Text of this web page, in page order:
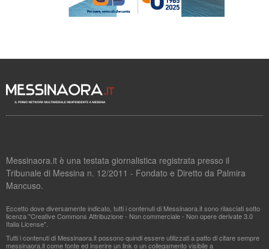
Messinaora.it è una testata giornalistica registrata presso il
Tribunale di Messina n. 12/2011 - Fondato e Diretto da Palmira
Mancuso.
Eccetto dove diversamente indicato, tutti i contenuti di Messinaora.it sono rilasciati sotto
licenza "Creative Commons Attribuzione - Non commerciale - Non opere derivate 3.0
Italia License".
Tutti i contenuti di Messinaora.it possono quindi essere utilizzati a patto di citare sempre
messinaora.it come fonte ed inserire un link o un collegamento visibile a